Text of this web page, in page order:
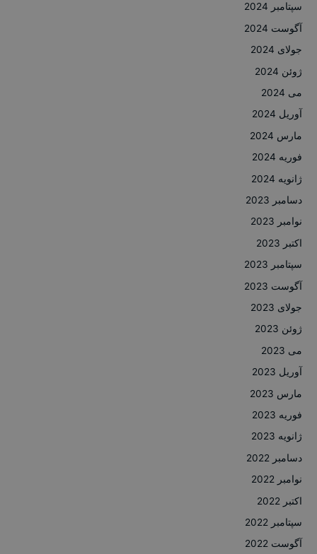
سپتامبر 2024
آگوست 2024
جولای 2024
ژوئن 2024
می 2024
آوریل 2024
مارس 2024
فوریه 2024
ژانویه 2024
دسامبر 2023
نوامبر 2023
اکتبر 2023
سپتامبر 2023
آگوست 2023
جولای 2023
ژوئن 2023
می 2023
آوریل 2023
مارس 2023
فوریه 2023
ژانویه 2023
دسامبر 2022
نوامبر 2022
اکتبر 2022
سپتامبر 2022
آگوست 2022